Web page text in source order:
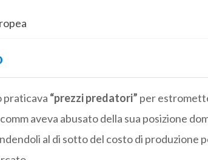
praticava “prezzi predatori” per
aveva abusato della sua posizione
al di sotto del costo di produzione